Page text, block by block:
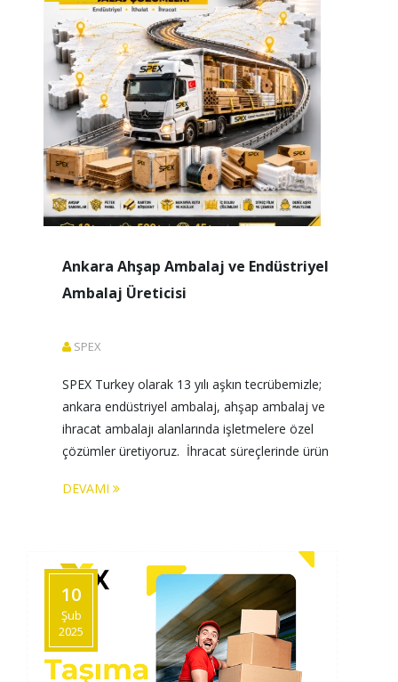
Ankara Ahşap Ambalaj ve Endüstriyel
Ambalaj Üreticisi
SPEX
SPEX Turkey olarak 13 yılı aşkın tecrübemizle;
ankara endüstriyel ambalaj, ahşap ambalaj ve
ihracat ambalajı alanlarında işletmelere özel
çözümler üretiyoruz.  İhracat süreçlerinde ürün
15 belgeli ahşap sandık ve palet üretiminden
gerçekleştiriyoruz. Her sektörün ihtiyaçlarına
özel olarak tasarlanan ambalaj sistemlerimiz,
taşıma ve depolama sırasında maksimum
koruma sağla
DEVAMI
10
Şub
2025